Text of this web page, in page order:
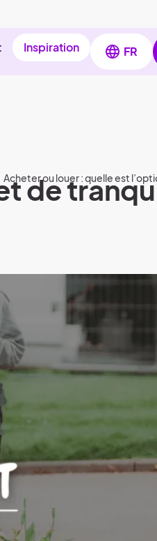
Inspiration FR
Acheter ou louer : quelle est
de